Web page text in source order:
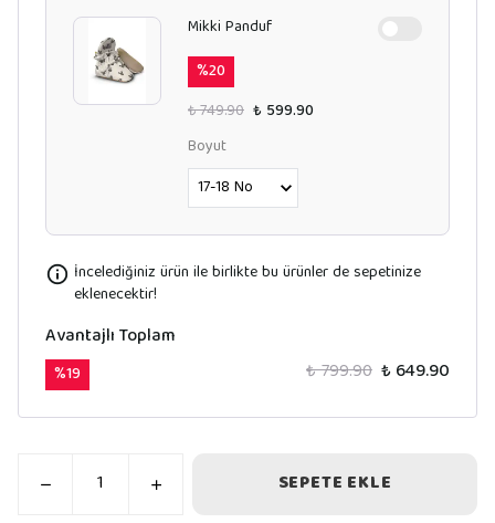
Mikki Panduf
%20
₺ 749.90 ₺ 599.90
Boyut
İncelediğiniz ürün ile birlikte bu ürünler de sepetinize
eklenecektir!
Avantajlı Toplam
%19 ₺ 799.90 ₺ 649.90
SEPETE EKLE